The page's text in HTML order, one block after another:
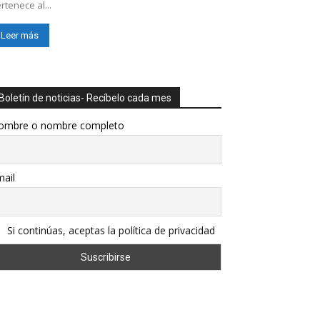
al...
Leer más
de noticias- Recíbelo cada mes
o nombre completo
Si continúas, aceptas la política de privacidad